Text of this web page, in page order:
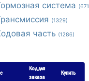
система
(1329)
часть (1286)
Код для
заказа
Купить